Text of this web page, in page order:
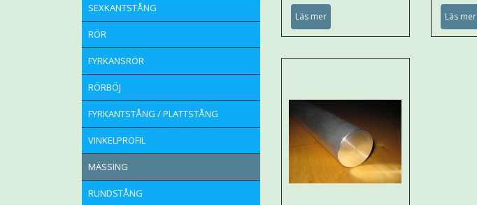
SEXKANTSTÅNG
RÖR
FYRKANSRÖR
RÖRBÖJ
FYRKANTSTÅNG / PLATTSTÅNG
VINKELPROFIL
MÄSSING
RUNDSTÅNG
Läs mer Läs mer